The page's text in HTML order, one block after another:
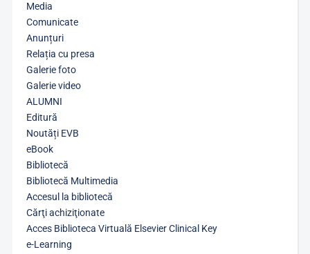
Media
Comunicate
Anunțuri
Relația cu presa
Galerie foto
Galerie video
ALUMNI
Editură
Noutăți EVB
eBook
Bibliotecă
Bibliotecă Multimedia
Accesul la bibliotecă
Cărţi achiziţionate
Acces Biblioteca Virtuală Elsevier Clinical Key
e-Learning